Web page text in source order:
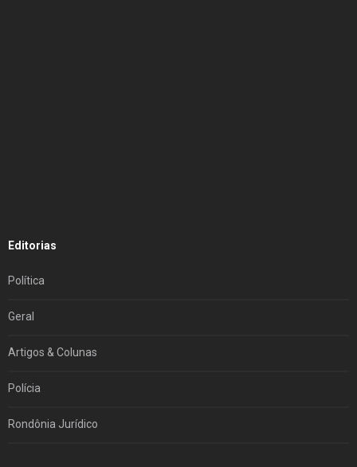
Editorias
Política
Geral
Artigos & Colunas
Polícia
Rondônia Jurídico